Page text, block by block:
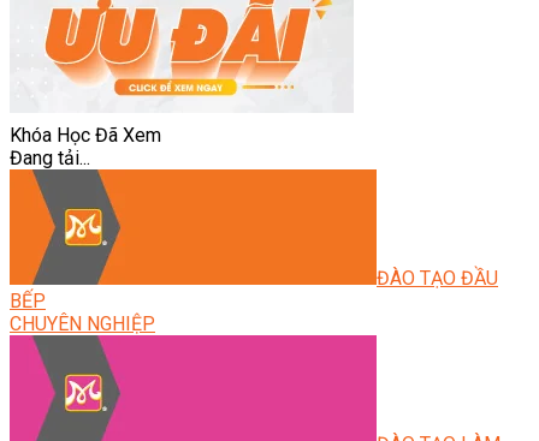
Khóa Học Đã Xem
Đang tải...
ĐÀO TẠO ĐẦU
BẾP
CHUYÊN NGHIỆP